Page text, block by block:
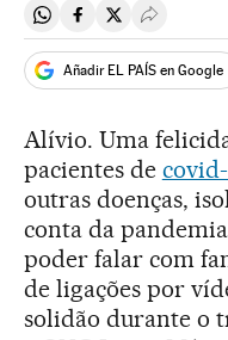
Compartir en Whatsapp
Compartir en
Compartir en
Añadir EL PAÍS en Google
Alívio. Uma
pacientes de
outras doenças,
conta da
poder falar com
de ligações por
solidão durante o